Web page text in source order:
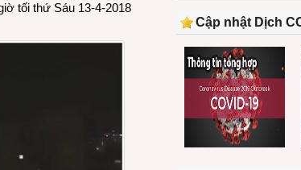
siêu
tối thứ Sáu 13-4-2018
Cập nhật Dịch